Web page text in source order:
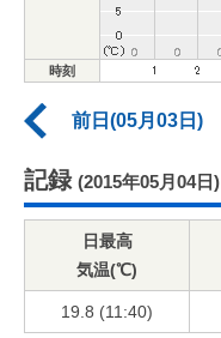
時刻
前日(05月03日)
記録 (2015年05月04日)
日最高
気温(℃)
19.8 (11:40)